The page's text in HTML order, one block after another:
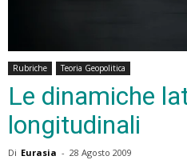
Rubriche Teoria Geopolitica
Le dinamiche
longitudinali
Di Eurasia - 28 Agosto 2009